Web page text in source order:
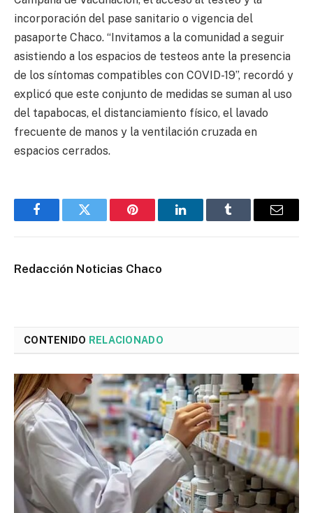
incorporación del pase sanitario o vigencia del
pasaporte Chaco. “Invitamos a la comunidad a seguir
asistiendo a los espacios de testeos ante la presencia
de los síntomas compatibles con COVID-19”, recordó y
explicó que este conjunto de medidas se suman al uso
del tapabocas, el distanciamiento físico, el lavado
frecuente de manos y la ventilación cruzada en
espacios cerrados.
FacebookTwitter Pinterest LinkedInTumblr Email
Redacción Noticias Chaco
CONTENIDO RELACIONADO